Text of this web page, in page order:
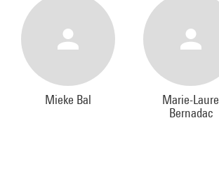
Mieke Bal
Marie-Laure
Bernadac